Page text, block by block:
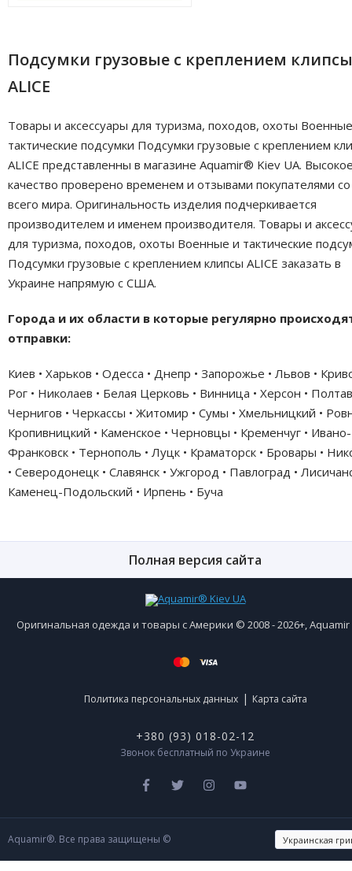
Подсумки грузовые с креплением клипсы
ALICE
Товары и аксессуары для туризма, походов, охоты
тактические подсумки Подсумки грузовые с креплением
ALICE представленны в магазине Aquamir® Kiev UA.
качество проверено временем и отзывами покупателями со
всего мира. Оригинальность изделия подчеркивается
производителем и именем производителя. Товары и
для туризма, походов, охоты Военные и тактические
Подсумки грузовые с креплением клипсы ALICE заказать в
Украине напрямую с США.
Города и их области в которые регулярно
отправки:
Киев • Харьков • Одесса • Днепр • Запорожье • Львов •
Рог • Николаев • Белая Церковь • Винница • Херсон •
Чернигов • Черкассы • Житомир • Сумы • Хмельницкий •
Кропивницкий • Каменское • Черновцы • Кременчуг • Ивано-
Франковск • Тернополь • Луцк • Краматорск • Бровары •
• Северодонецк • Славянск • Ужгород • Павлоград •
Каменец-Подольский • Ирпень • Буча
Полная версия сайта
Оригинальная одежда и товары с Америки © 2008 - 2026+,
Политика персональных данных | Карта сайта
+380 (93) 018-02-12
Звонок бесплатный по Украине
Aquamir®. Все права защищены ©